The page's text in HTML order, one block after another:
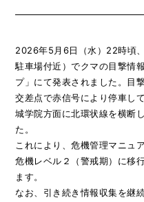
学
2026年5月6日（水）22時頃
駐車場付近）でクマの目撃情
プ」にて発表されました。目
交差点で赤信号により停車し
城学院方面に北環状線を横断
た。
これにより、危機管理マニュ
危機レベル２（警戒期）に移
ます。
なお、引き続き情報収集を継